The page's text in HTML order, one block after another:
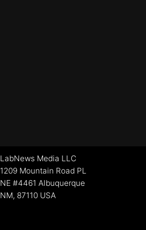
LabNews Media LLC
1209 Mountain Road PL
NE #4461 Albuquerque
NM, 87110 USA